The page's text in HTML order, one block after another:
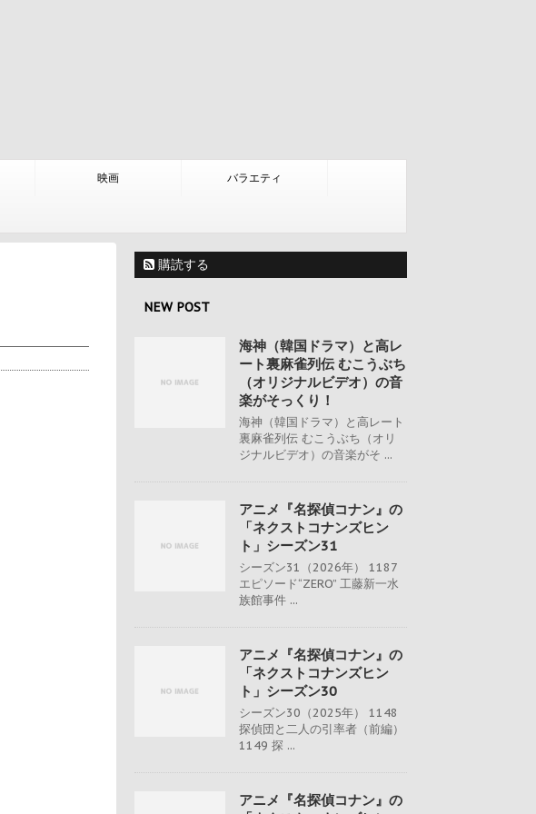
映画 バラエティ
購読する
NEW POST
海神（韓国ドラマ）と高レ
ート裏麻雀列伝 むこうぶち
（オリジナルビデオ）の音
楽がそっくり！
海神（韓国ドラマ）と高レート
裏麻雀列伝 むこうぶち（オリ
ジナルビデオ）の音楽がそ ...
アニメ『名探偵コナン』の
「ネクストコナンズヒン
ト」シーズン31
シーズン31（2026年） 1187
エピソード“ZERO” 工藤新一水
族館事件 ...
アニメ『名探偵コナン』の
「ネクストコナンズヒン
ト」シーズン30
シーズン30（2025年） 1148
探偵団と二人の引率者（前編）
1149 探 ...
アニメ『名探偵コナン』の